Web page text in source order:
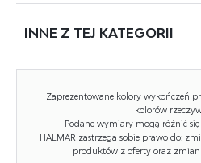
w aranżacji wnętrza. Dzięki
Jednym z największych atutów
możliwość wyboru kolorów
temu każdy może stworzyć
Zaprezentowane kolory wykończeń
kolorów
Podane wymiary mogą różnić się
HALMAR zastrzega sobie prawo do:
produktów z oferty oraz zmian
INNE Z TEJ KATEGORII